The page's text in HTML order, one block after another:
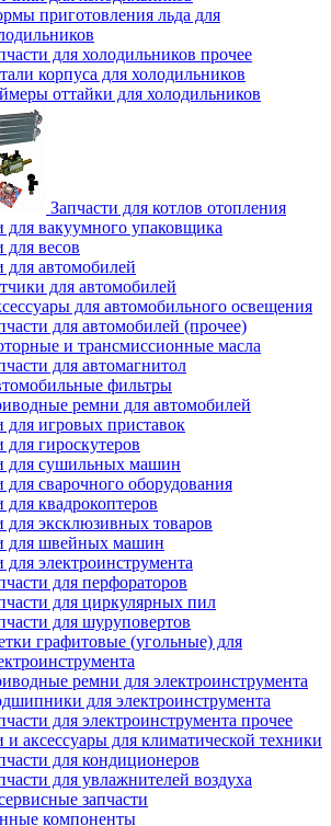
приготовления льда для
для холодильников прочее
корпуса для холодильников
оттайки для холодильников
Запчасти для котлов отопления
для вакуумного упаковщика
для весов
для автомобилей
для автомобилей
для автомобильного освещения
для автомобилей (прочее)
и трансмиссионные масла
для автомагнитол
фильтры
ремни для автомобилей
для игровых приставок
для гироскутеров
для сушильных машин
для сварочного оборудования
для квадрокоптеров
для эксклюзивных товаров
для швейных машин
для электроинструмента
для перфораторов
для циркулярных пил
для шуруповертов
графитовые (угольные) для
ремни для электроинструмента
для электроинструмента
для электроинструмента прочее
и аксессуары для климатической техники
для кондиционеров
для увлажнителей воздуха
запчасти
компоненты